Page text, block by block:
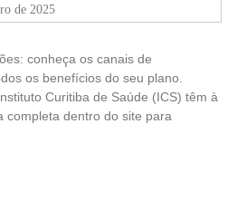
de 2025
conheça os canais de
os benefícios do seu plano.
Curitiba de Saúde (ICS) têm à
completa dentro do site para